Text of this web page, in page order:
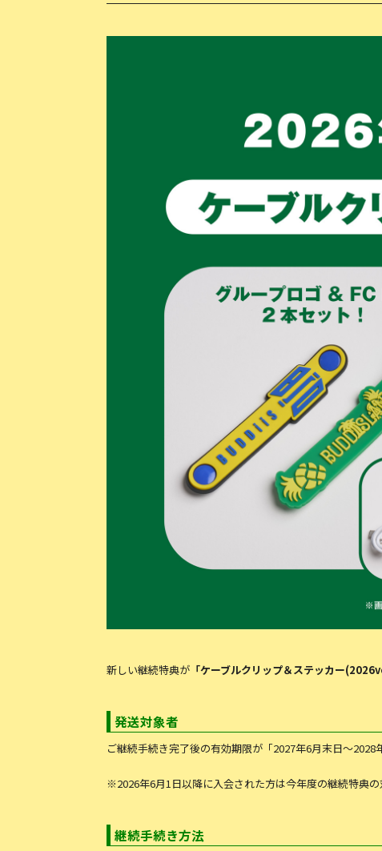
新しい継続特典が 「ケーブルクリップ＆ステッカー
発送対象者
ご継続手続き完了後の有効期限が「2027年6月末日〜2028
※2026年6月1日以降に入会された方は今年度の継続特典
継続手続き方法